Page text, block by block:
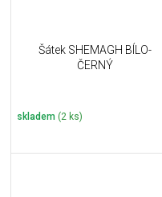
Šátek SHEMAGH BÍLO-
ČERNÝ
skladem (2 ks)